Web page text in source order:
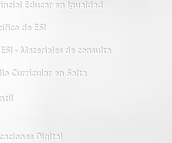
Educar en Igualdad
de ESI
- Materiales de consulta
Curricular en Salta
Digital